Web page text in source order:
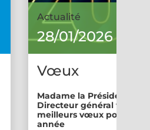
Actualité
28/01/2026
Vœux
Madame la Présidente et
Directeur général vous
meilleurs vœux pour
année